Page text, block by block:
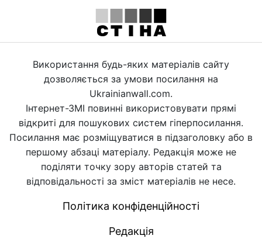
Використання будь-яких матеріалів сайту
дозволяється за умови посилання на
Ukrainianwall.com.
Інтернет-ЗМІ повинні використовувати прямі
відкриті для пошукових систем гіперпосилання.
Посилання має розміщуватися в підзаголовку або в
першому абзаці матеріалу. Редакція може не
поділяти точку зору авторів статей та
відповідальності за зміст матеріалів не несе.
Політика конфіденційності
Редакція